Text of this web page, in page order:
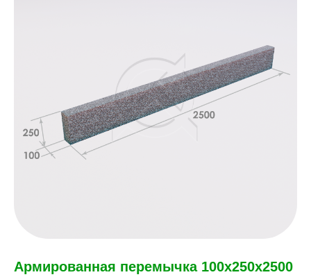
Армированная перемычка 100х250х2500